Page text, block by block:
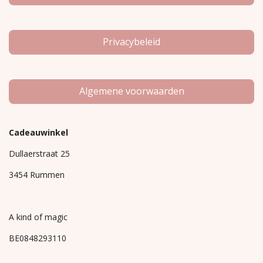
Privacybeleid
Algemene voorwaarden
Cadeauwinkel
Dullaerstraat 25
3454 Rummen
A kind of magic
BE0848293110